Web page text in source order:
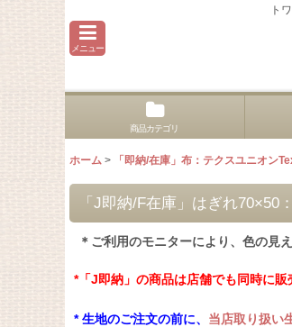
ト
メニュー
商品カテゴリ
ホーム > 「即納/在庫」布：テクスユニオン
「J即納/F在庫」はぎれ70×50
＊ご利用のモニターにより、色の見
*「J即納」の商品は店舗でも同時に
* 生地のご注文の前に、 当店取り扱い